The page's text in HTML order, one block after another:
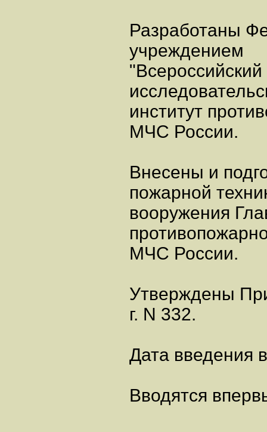
Разработаны
учреждением
институт
МЧС России.
Внесены и
пожарной
вооружения
МЧС России.
Утверждены
г. N 332.
Дата введения
Вводятся